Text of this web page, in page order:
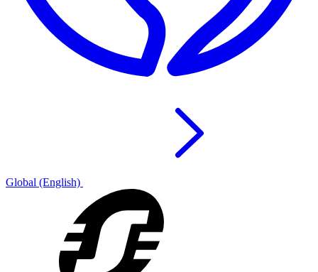
Global (English)